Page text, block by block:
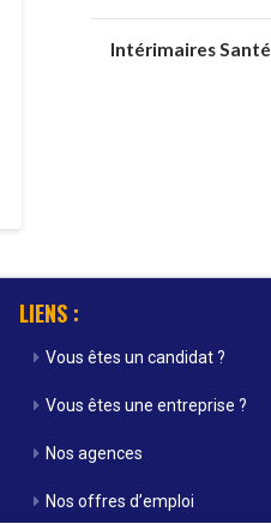
Intérimaires Santé
LIENS :
Vous êtes un candidat ?
Vous êtes une entreprise ?
Nos agences
Nos offres d’emploi